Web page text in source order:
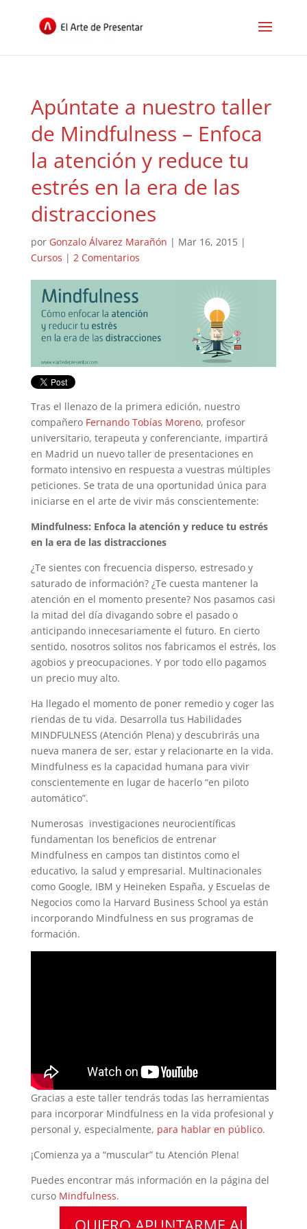
Apúntate a nuestro taller
de Mindfulness – Enfoca
la atención y reduce tu
estrés en la era de las
distracciones
por Gonzalo Álvarez Marañón | Mar 16, 2015|
Cursos | 2 Comentarios
Tras el llenazo de la primera edición, nuestro
compañero Fernando Tobías Moreno, profesor
universitario, terapeuta y conferenciante, impartirá
en Madrid un nuevo taller de presentaciones en
formato intensivo en respuesta a vuestras múltiples
peticiones. Se trata de una oportunidad única para
iniciarse en el arte de vivir más conscientemente:
Mindfulness: Enfoca la atención y reduce tu estrés
en la era de las distracciones
¿Te sientes con frecuencia disperso, estresado y
saturado de información? ¿Te cuesta mantener la
atención en el momento presente? Nos pasamos casi
la mitad del día divagando sobre el pasado o
anticipando innecesariamente el futuro. En cierto
sentido, nosotros solitos nos fabricamos el estrés, los
agobios y preocupaciones. Y por todo ello pagamos
un precio muy alto.
Ha llegado el momento de poner remedio y coger las
riendas de tu vida. Desarrolla tus Habilidades
MINDFULNESS (Atención Plena) y descubrirás una
nueva manera de ser, estar y relacionarte en la vida.
Mindfulness es la capacidad humana para vivir
conscientemente en lugar de hacerlo “en piloto
automático”.
Numerosas investigaciones neurocientíficas
fundamentan los beneficios de entrenar
Mindfulness en campos tan distintos como el
educativo, la salud y empresarial. Multinacionales
como Google, IBM y Heineken España, y Escuelas de
Negocios como la Harvard Business School ya están
incorporando Mindfulness en sus programas de
formación.
Gracias a este taller tendrás todas las herramientas
para incorporar Mindfulness en la vida profesional y
personal y, especialmente, para hablar en público.
¡Comienza ya a “muscular” tu Atención Plena!
Puedes encontrar más información en la página del
curso Mindfulness.